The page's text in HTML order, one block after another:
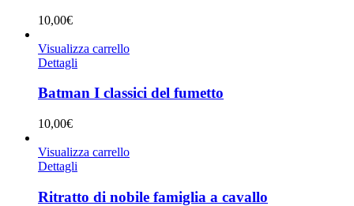
10,00€
Visualizza carrello
Dettagli
Batman I classici del fumetto
10,00€
Visualizza carrello
Dettagli
Ritratto di nobile famiglia a cavallo